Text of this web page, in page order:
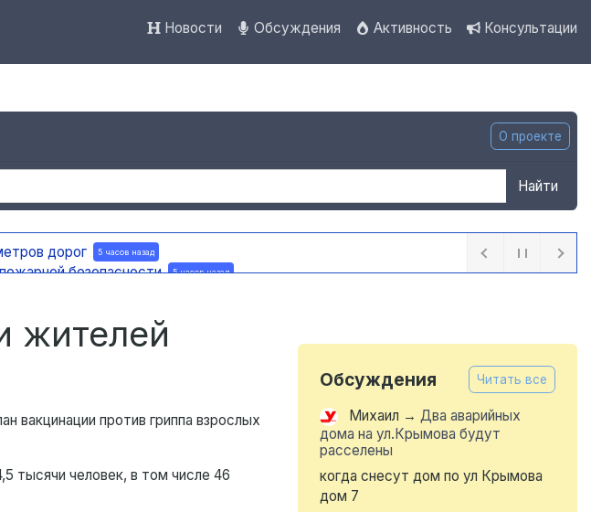
Новости Обсуждения Активность Консультации
О проекте
Найти
дорог 5 часов назад
безопасности 5 часов назад
жителей
вакцинации против гриппа взрослых
тысячи человек, в том числе 46
Обсуждения Читать все
Михаил → Два аварийных
дома на ул.Крымова будут
расселены
когда снесут дом по ул Крымова
дом 7